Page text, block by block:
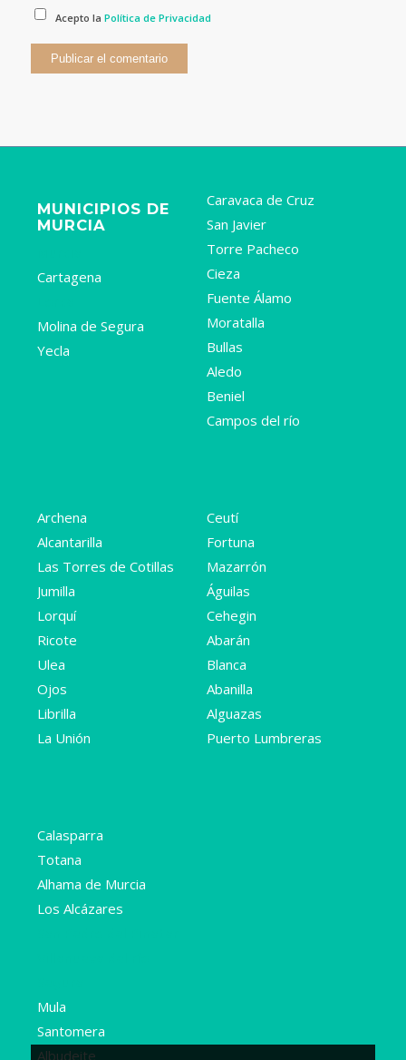
Acepto laPolítica de Privacidad
MUNICIPIOS DE
MURCIA
Cartagena
Molina de Segura
Yecla
Caravaca de Cruz
San Javier
Torre Pacheco
Cieza
Fuente Álamo
Moratalla
Bullas
Aledo
Beniel
Campos del río
Archena
Alcantarilla
Las Torres de Cotillas
Jumilla
Lorquí
Ricote
Ulea
Ojos
Librilla
La Unión
Ceutí
Fortuna
Mazarrón
Águilas
Cehegin
Abarán
Blanca
Abanilla
Alguazas
Puerto Lumbreras
Calasparra
Totana
Alhama de Murcia
Los Alcázares
Mula
Santomera
Albudeite